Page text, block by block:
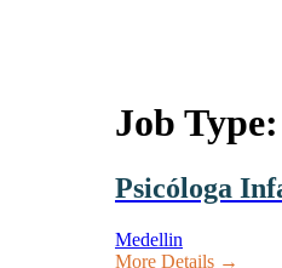
Job Type:
Psicóloga
Medellin
More Details